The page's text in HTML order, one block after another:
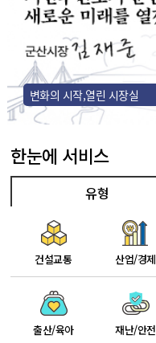
변화의 시작,열린 시장실
한눈에 서비스
유형
건설교통 산업/경제
출산/육아 재난/안전